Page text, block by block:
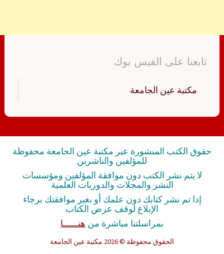
تابعنا على الفيس بوك
‏مكتبة عين الجامعة‏
حقوق الكتب المنشورة عبر مكتبة عين الجامعة محفوظة
للمؤلفين والناشرين
لا يتم نشر الكتب دون موافقة المؤلفين ومؤسسات
النشر والمجلات والدوريات العلمية
إذا تم نشر كتابك دون علمك أو بغير موافقتك برجاء
الإبلاغ لوقف عرض الكتاب
بمراسلتنا مباشرة من هنــــــا
الحقوق محفوظة © 2026 مكتبة عين الجامعة